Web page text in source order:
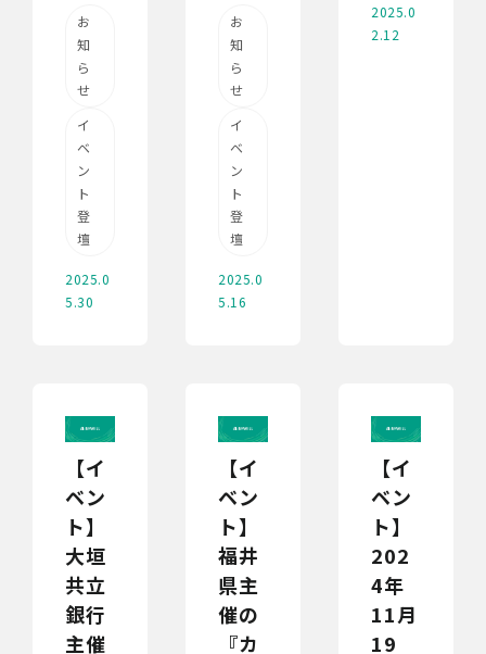
お
知
ら
せ
イ
ベ
ン
ト
登
壇
2025.0
5.30
お
知
ら
せ
イ
ベ
ン
ト
登
壇
2025.0
5.16
2025.0
2.12
【イ
ベン
ト】
大垣
共立
銀行
主催
【イ
ベン
ト】
福井
県主
催の
『カ
【イ
ベン
ト】
202
4年
11月
19